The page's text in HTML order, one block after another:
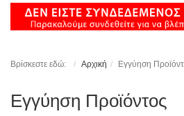
Βρίσκεστε εδώ: Αρχική Εγγύηση
Εγγύηση Προϊόντος